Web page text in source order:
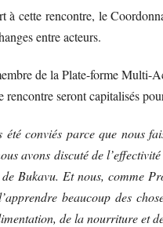
à cette rencontre, le
entre acteurs.
de la Plate-forme Multi-
rencontre seront capitalisés
été conviés parce que nous
avons discuté de
Bukavu. Et nous, comme
beaucoup des
de la nourriture et